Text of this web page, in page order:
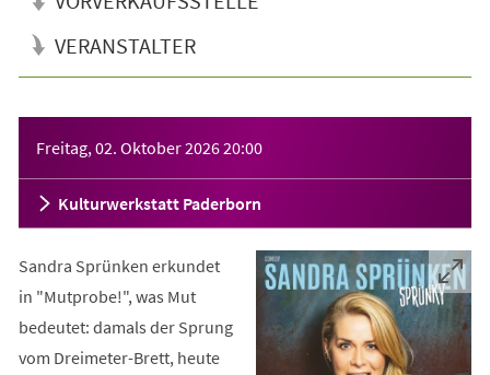
VERANSTALTER
Freitag, 02. Oktober 202620:00
Kulturwerkstatt Paderborn
Sandra Sprünken erkundet
in "Mutprobe!", was Mut
bedeutet: damals der Sprung
vom Dreimeter-Brett, heute